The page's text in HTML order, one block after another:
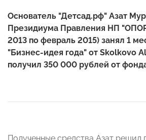
Основатель "Детсад.рф" Азат
Президиума Правления НП
2013 по февраль 2015) занял 1
"Бизнес-идея года" от Skolkovo
получил 350 000 рублей от